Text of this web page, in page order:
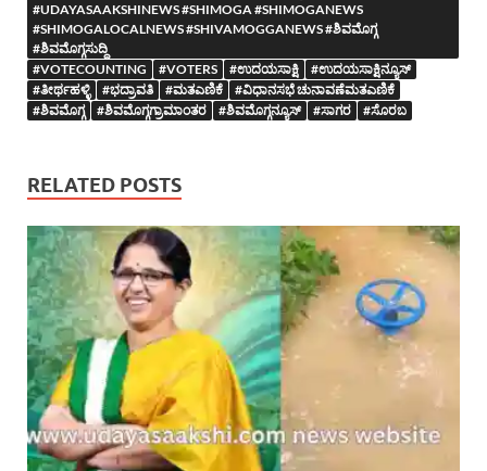
#UDAYASAAKSHINEWS #SHIMOGA #SHIMOGANEWS
#SHIMOGALOCALNEWS #SHIVAMOGGANEWS #ಶಿವಮೊಗ್ಗ
#ಶಿವಮೊಗ್ಗಸುದ್ದಿ
#VOTECOUNTING
#VOTERS #ಉದಯಸಾಕ್ಷಿ
#ಉದಯಸಾಕ್ಷಿನ್ಯೂಸ್
#ತೀರ್ಥಹಳ್ಳಿ
#ಭದ್ರಾವತಿ #ಮತಎಣಿಕೆ
#ವಿಧಾನಸಭೆ ಚುನಾವಣೆಮತಎಣಿಕೆ
#ಶಿವಮೊಗ್ಗ
#ಶಿವಮೊಗ್ಗಗ್ರಾಮಾಂತರ #ಶಿವಮೊಗ್ಗನ್ಯೂಸ್ #ಸಾಗರ #ಸೊರಬ
RELATED POSTS